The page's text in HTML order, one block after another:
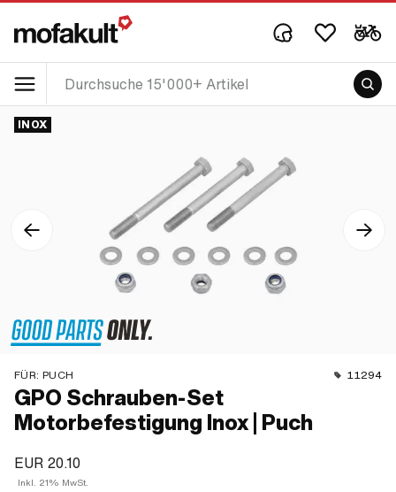
INOX
FÜR: PUCH 11294
GPO Schrauben-Set
Motorbefestigung Inox | Puch
EUR 20.10
Inkl. 21% MwSt.